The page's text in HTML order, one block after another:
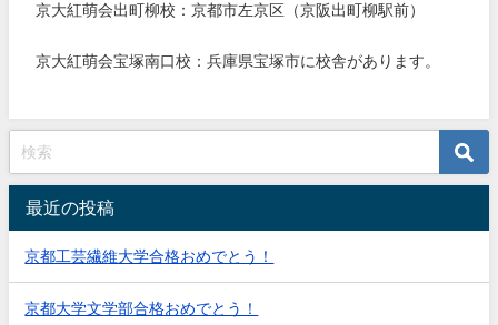
京大紅萌会出町柳校：京都市左京区（京阪出町柳駅前）
京大紅萌会宝塚南口校：兵庫県宝塚市に校舎があります。
最近の投稿
京都工芸繊維大学合格おめでとう！
京都大学文学部合格おめでとう！